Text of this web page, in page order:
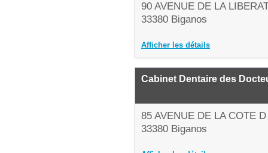
90 AVENUE DE LA
33380 Biganos
Afficher les détails
Cabinet Dentaire des
85 AVENUE DE LA COTE
33380 Biganos